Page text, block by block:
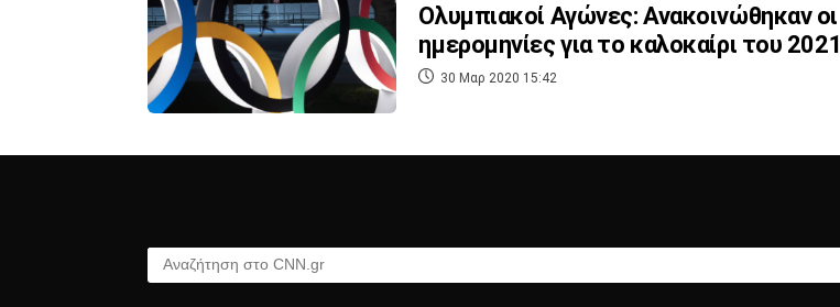
Ολυμπιακοί Αγώνες: Ανακοινώθηκαν οι
ημερομηνίες για το καλοκαίρι του 2021
30 Μαρ 2020 15:42
Αναζήτηση στο CNN.gr